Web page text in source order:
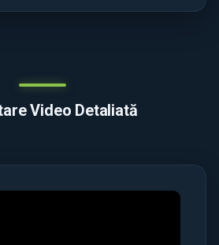
Video Detaliată